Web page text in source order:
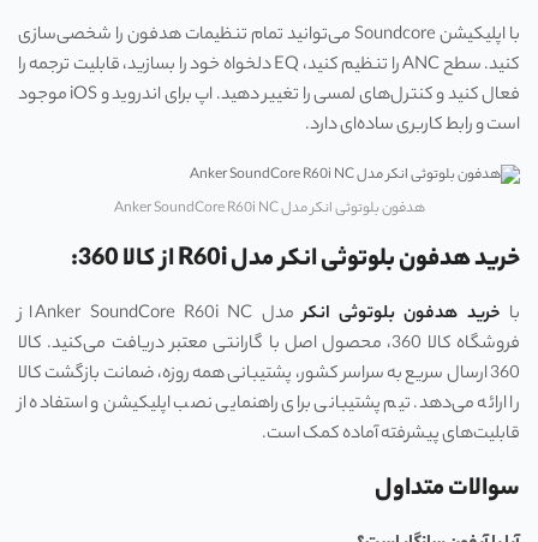
با اپلیکیشن Soundcore می‌توانید تمام تنظیمات هدفون را شخصی‌سازی
کنید. سطح ANC را تنظیم کنید، EQ دلخواه خود را بسازید، قابلیت ترجمه را
فعال کنید و کنترل‌های لمسی را تغییر دهید. اپ برای اندروید و iOS موجود
است و رابط کاربری ساده‌ای دارد.
هدفون بلوتوثی انکر مدل Anker SoundCore R60i NC
خرید هدفون بلوتوثی انکر مدل R60i از کالا 360:
با خرید هدفون بلوتوثی انکر
مدل Anker SoundCore R60i NC از
فروشگاه کالا 360، محصول اصل با گارانتی معتبر دریافت می‌کنید. کالا
360 ارسال سریع به سراسر کشور، پشتیبانی همه روزه، ضمانت بازگشت کالا
را ارائه می‌دهد. تیم پشتیبانی برای راهنمایی نصب اپلیکیشن و استفاده از
قابلیت‌های پیشرفته آماده کمک است.
سوالات متداول